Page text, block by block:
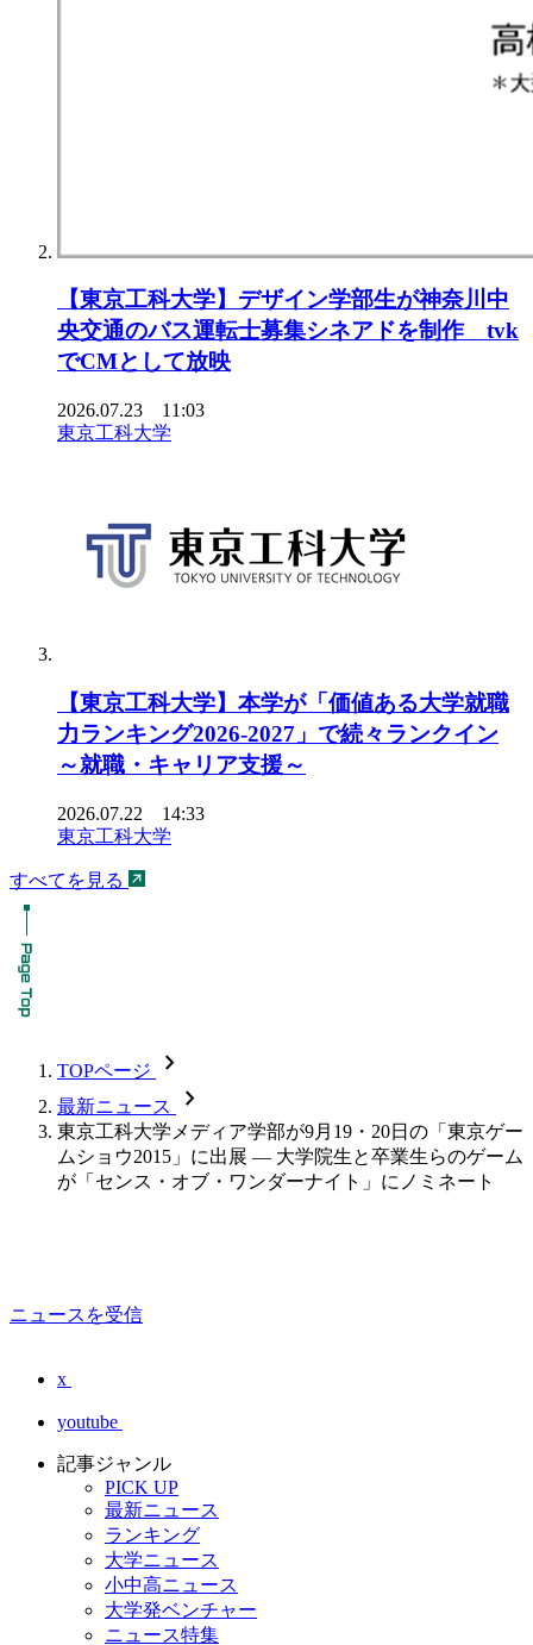
【東京⼯科⼤学】デザイン学部⽣が神奈川中
央交通のバス運転⼠募集シネアドを制作 tvk
でCMとして放映
2026.07.23 11:03
東京工科大学
【東京工科大学】本学が「価値ある大学就職
力ランキング2026-2027」で続々ランクイン
～就職・キャリア支援～
2026.07.22 14:33
東京工科大学
すべてを見る
TOPページ chevron_forward
最新ニュース chevron_forward
東京工科大学メディア学部が9月19・20日の「東京ゲー
ムショウ2015」に出展 — 大学院生と卒業生らのゲーム
が「センス・オブ・ワンダーナイト」にノミネート
ニュースを受信
x
youtube
記事ジャンル
PICK UP
最新ニュース
ランキング
大学ニュース
小中高ニュース
大学発ベンチャー
ニュース特集